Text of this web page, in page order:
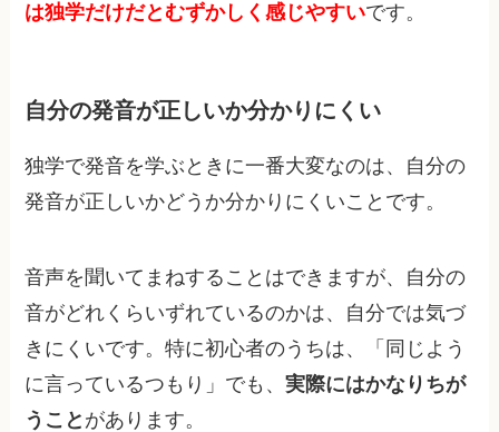
は独学だけだとむずかしく感じやすいです。
自分の発音が正しいか分かりにくい
独学で発音を学ぶときに一番大変なのは、自分の
発音が正しいかどうか分かりにくいことです。
音声を聞いてまねすることはできますが、自分の
音がどれくらいずれているのかは、自分では気づ
きにくいです。特に初心者のうちは、「同じよう
に言っているつもり」でも、実際にはかなりちが
うこと があります。